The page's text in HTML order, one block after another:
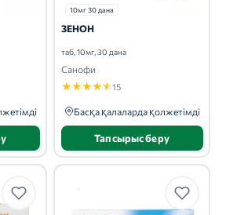
10мг 30 дана
ЗЕНОН
таб, 10мг, 30 дана
Санофи
★★★★★15
Басқа қалаларда қолжетімді
Тапсырыс беру